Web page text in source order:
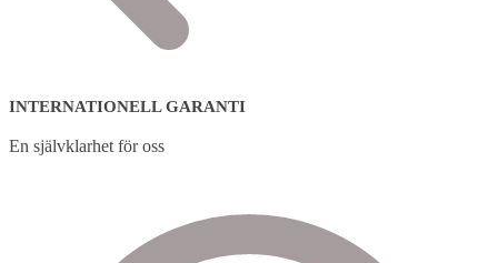
INTERNATIONELL GARANTI
En självklarhet för oss